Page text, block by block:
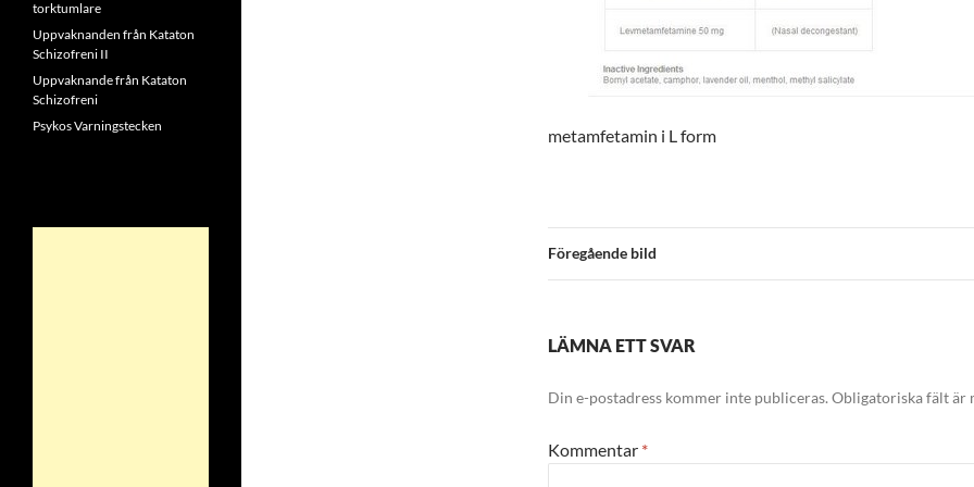
metamfetamin i L form
Föregående bild
LÄMNA ETT SVAR
Din e-postadress kommer inte publiceras. Obligatoriska fält är
Kommentar *
torktumlare
Uppvaknanden från Kataton
Schizofreni II
Uppvaknande från Kataton
Schizofreni
Psykos Varningstecken